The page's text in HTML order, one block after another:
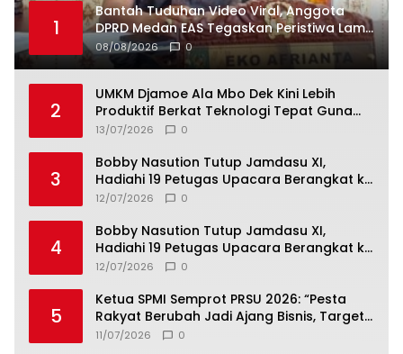
1
Bantah Tuduhan Video Viral, Anggota
DPRD Medan EAS Tegaskan Peristiwa Lama
dan Bukan Vape Narkotika
08/08/2026 0
2
UMKM Djamoe Ala Mbo Dek Kini Lebih
Produktif Berkat Teknologi Tepat Guna
dari Universitas Dhyana Pura
13/07/2026 0
3
Bobby Nasution Tutup Jamdasu XI,
Hadiahi 19 Petugas Upacara Berangkat ke
Jamnas 2026
12/07/2026 0
4
Bobby Nasution Tutup Jamdasu XI,
Hadiahi 19 Petugas Upacara Berangkat ke
Jamnas 2026
12/07/2026 0
5
Ketua SPMI Semprot PRSU 2026: “Pesta
Rakyat Berubah Jadi Ajang Bisnis, Target
300 Ribu Pengunjung Tinggal Slogan”
11/07/2026 0